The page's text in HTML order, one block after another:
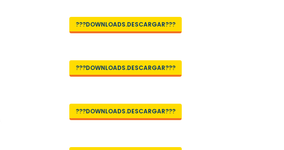
???DOWNLOADS.DESCARGAR???
???DOWNLOADS.DESCARGAR???
???DOWNLOADS.DESCARGAR???